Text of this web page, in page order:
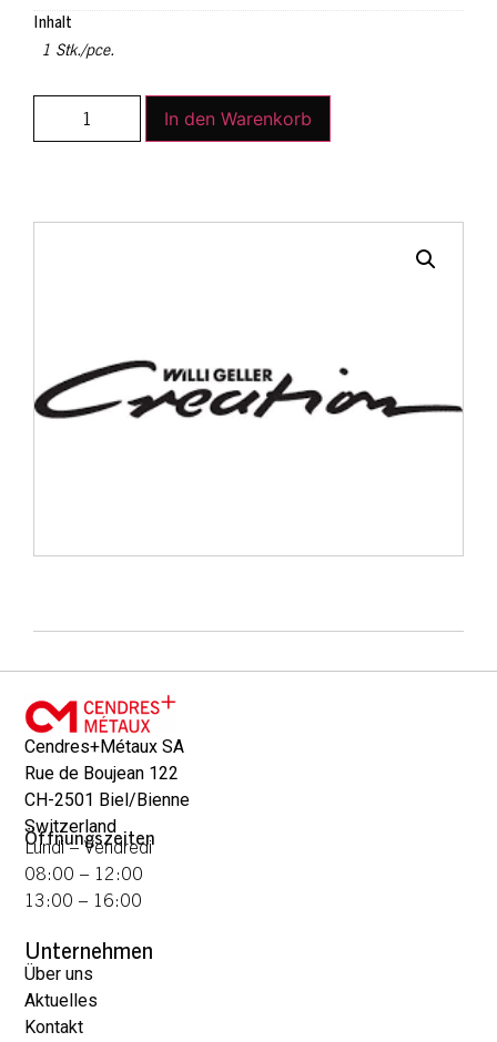
Inhalt
1 Stk./pce.
In den Warenkorb
Cendres+Métaux SA
Rue de Boujean 122
CH-2501 Biel/Bienne
Switzerland
Öffnungszeiten
Lundi – Vendredi
08:00 – 12:00
13:00 – 16:00
Unternehmen
Über uns
Aktuelles
Kontakt